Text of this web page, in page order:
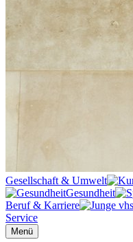
Gesellschaft & Umwelt
Gesundheit
Beruf & Karriere
Service
Menü